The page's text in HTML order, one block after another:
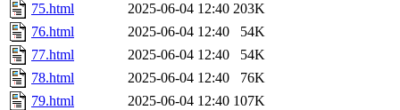
75.html
2025-06-04 12:40 203K
76.html
2025-06-04 12:40
54K
77.html
2025-06-04 12:40
54K
78.html
2025-06-04 12:40
76K
79.html
2025-06-04 12:40 107K